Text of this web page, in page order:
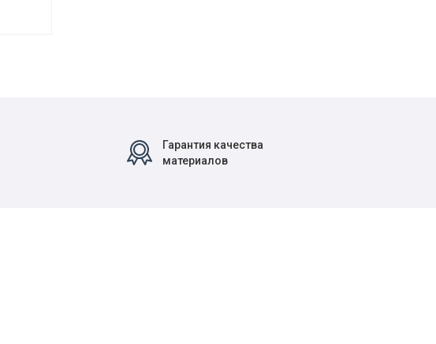
Гарантия качества
материалов